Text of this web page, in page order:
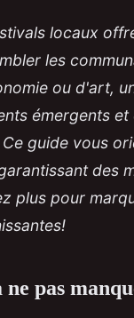
locaux
les
ou d'art,
émergents
guide vous
des
plus pour
pas